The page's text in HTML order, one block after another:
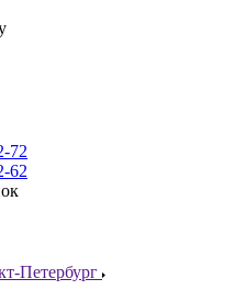
72
62
Петербург